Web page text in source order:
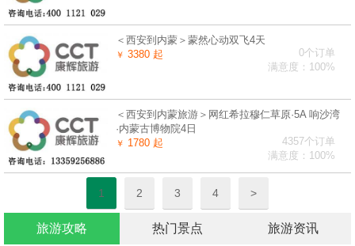
＜西安到内蒙＞蒙然心动双飞4天
￥ 3380 起
0个订单
满意度：100%
＜西安到内蒙旅游＞网红希拉穆仁草原·5A 响沙湾
·内蒙古博物院4日
￥ 1780 起
4357个订单
满意度：100%
1 2 3 4 >
旅游攻略 热门景点 旅游资讯